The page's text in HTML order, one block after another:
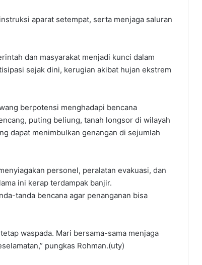
aparat setempat, serta menjaga saluran
dan masyarakat menjadi kunci dalam
sejak dini, kerugian akibat hujan ekstrem
berpotensi menghadapi bencana
puting beliung, tanah longsor di wilayah
dapat menimbulkan genangan di sejumlah
personel, peralatan evakuasi, dan
ini kerap terdampak banjir.
tanda bencana agar penanganan bisa
waspada. Mari bersama-sama menjaga
pungkas Rohman.(uty)